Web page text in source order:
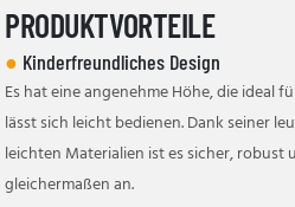
PRODUKTVORTEILE
● Kinderfreundliches Design
Es hat eine angenehme Höhe, die ideal
lässt sich leicht bedienen. Dank seiner
leichten Materialien ist es sicher, robust
gleichermaßen an.